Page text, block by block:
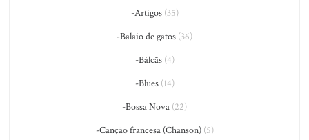
-Artigos(35)
-Balaio de gatos (36)
-Bálcãs(4)
-Blues(14)
-Bossa Nova (22)
-Canção francesa (Chanson)(5)